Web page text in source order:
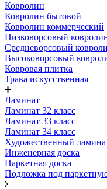
Ковролин
Ковролин бытовой
Ковролин коммерческий
Низковорсовый
Средневорсовый
Высоковорсовый
Ковровая плитка
Трава искусственная
Ламинат
Ламинат 32 класс
Ламинат 33 класс
Ламинат 34 класс
Художественный
Инженерная доска
Паркетная доска
Подложка под